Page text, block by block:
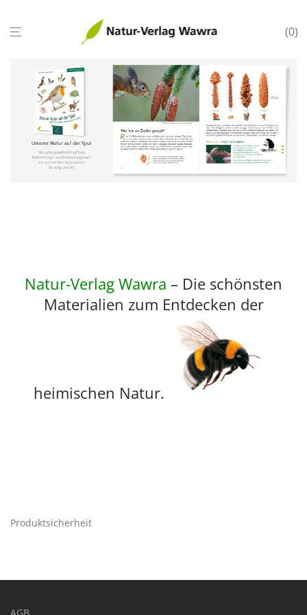
0
Natur-Verlag Wawra – Die schönsten
Materialien zum Entdecken der
heimischen Natur.
Produktsicherheit